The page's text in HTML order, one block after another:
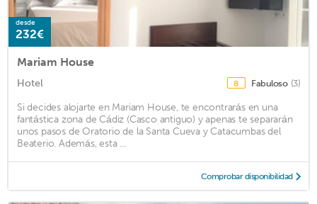
desde
232€
Mariam House
Hotel 8 Fabuloso (3)
Si decides alojarte en Mariam House, te encontrarás en una
fantástica zona de Cádiz (Casco antiguo) y apenas te separarán
unos pasos de Oratorio de la Santa Cueva y Catacumbas del
Beaterio. Además, esta ...
Comprobar disponibilidad